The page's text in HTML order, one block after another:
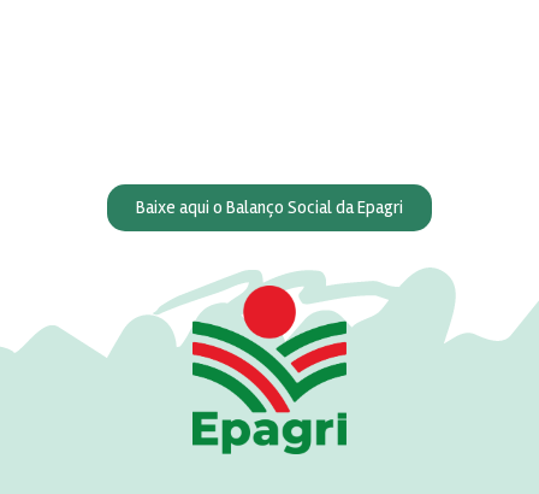
Baixe aqui o Balanço Social da Epagri